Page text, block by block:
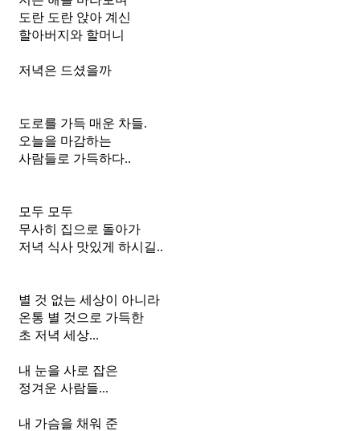
도란 도란 앉아 계신
할아버지와 할머니
저녁은 드셨을까
도로를 가득 매운 차들.
오늘을 마감하는
사람들로 가득하다..
모두 모두
무사히 집으로 돌아가
저녁 식사 맛있게 하시길..
별 것 없는 세상이 아니라
온통 별 것으로 가득한
초 저녁 세상...
내 눈을 사로 잡은
정겨운 사람들...
내 가슴을 채워 준